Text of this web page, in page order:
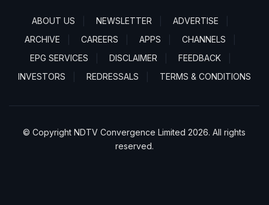
ABOUT US NEWSLETTER
ADVERTISE
ARCHIVE
CAREERS APPS
CHANNELS
EPG SERVICES
DISCLAIMER
FEEDBACK
INVESTORS
REDRESSALS TERMS & CONDITIONS
© Copyright NDTV Convergence Limited 2026. All rights
reserved.